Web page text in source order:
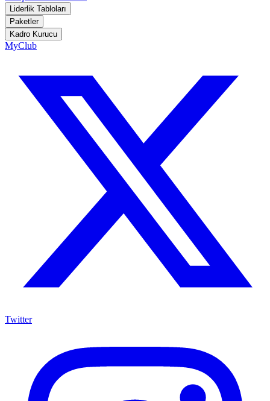
Liderlik Tabloları
Paketler
Kadro Kurucu
MyClub
Twitter